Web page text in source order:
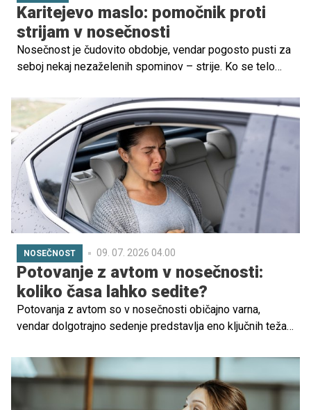
Karitejevo maslo: pomočnik proti
strijam v nosečnosti
Nosečnost je čudovito obdobje, vendar pogosto pusti za
seboj nekaj nezaželenih spominov – strije. Ko se telo
raztrganja kolagena in elastina v koži, kar povzroči
nastanek strij. Mnoge bodoče mamice zato iščejo varne
in učinkovite naravne rešitve – ena najbolj priljubljenih je
karitejevo maslo. Ampak ali karitejevo maslo res pomaga
pri strijah? Poglejmo podrobneje.
NOSEČNOST 09. 07. 2026 04.00
Potovanje z avtom v nosečnosti:
koliko časa lahko sedite?
Potovanja z avtom so v nosečnosti običajno varna,
vendar dolgotrajno sedenje predstavlja eno ključnih težav,
nepremičnega sedenja na krvni obtok.